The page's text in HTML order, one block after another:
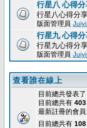
行星八 心得分
行星八心得分
版面管理員
行星九 心得分
行星九心得分
版面管理員
查看誰在線上
目前總共發表了
目前總共有 403
最新註冊的會員:
目前總共有 108